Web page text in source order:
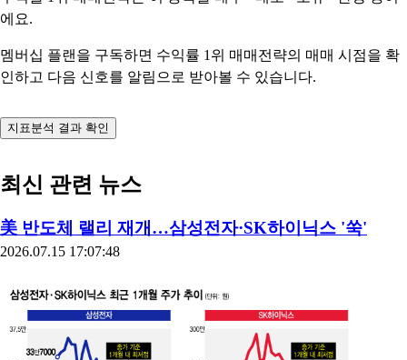
에요.
멤버십 플랜을 구독하면 수익률 1위 매매전략의 매매 시점을 확
인하고 다음 신호를 알림으로 받아볼 수 있습니다.
지표분석 결과 확인
최신 관련 뉴스
美 반도체 랠리 재개…삼성전자·SK하이닉스 '쑥'
2026.07.15 17:07:48